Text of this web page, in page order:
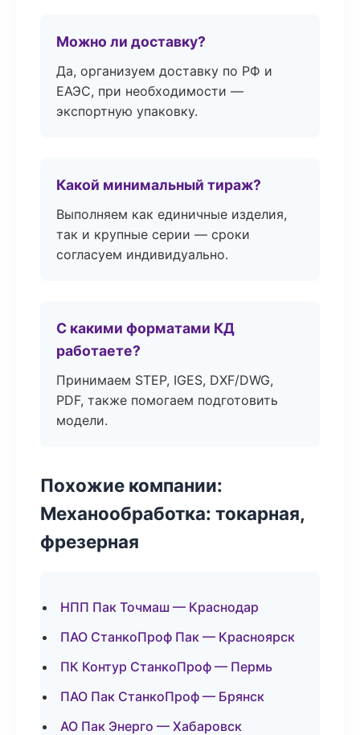
Можно ли доставку?
Да, организуем доставку по РФ и
ЕАЭС, при необходимости —
экспортную упаковку.
Какой минимальный тираж?
Выполняем как единичные изделия,
так и крупные серии — сроки
согласуем индивидуально.
С какими форматами КД
работаете?
Принимаем STEP, IGES, DXF/DWG,
PDF, также помогаем подготовить
модели.
Похожие компании:
Механообработка: токарная,
фрезерная
НПП Пак Точмаш — Краснодар
ПАО СтанкоПроф Пак — Красноярск
ПК Контур СтанкоПроф — Пермь
ПАО Пак СтанкоПроф — Брянск
АО Пак Энерго — Хабаровск